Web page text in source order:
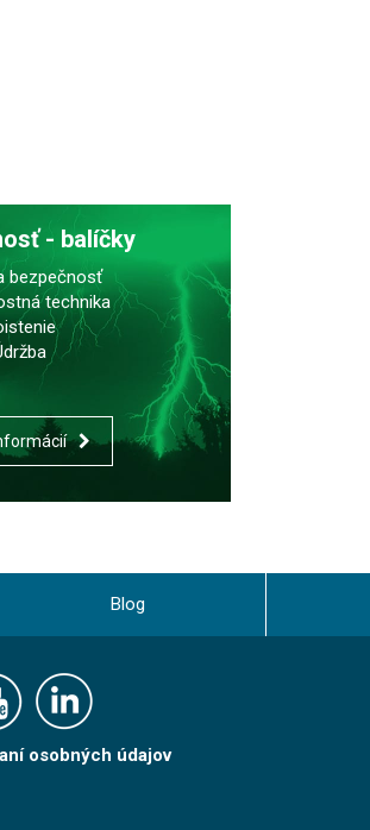
- balíčky
bezpečnosť
technika
Blog
osobných údajov